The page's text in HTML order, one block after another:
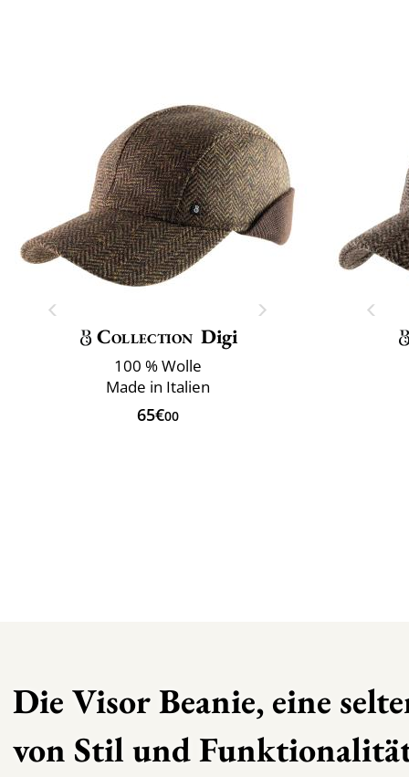
Collection Digi
100 % Wolle
Made in Italien
65€00
Die Visor Beanie, eine
von Stil und